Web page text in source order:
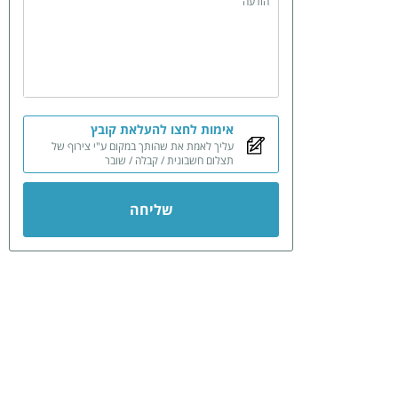
אימות לחצו להעלאת קובץ
עליך לאמת את שהותך במקום ע"י צירוף של
תצלום חשבונית / קבלה / שובר
שליחה